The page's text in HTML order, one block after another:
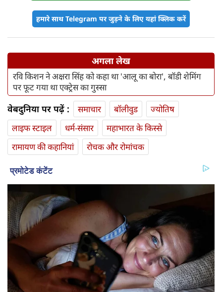
हमारे साथ Telegram पर जुड़ने के लिए यहां क्लिक करें
अगला लेख
रवि किशन ने अक्षरा सिंह को कहा था 'आलू का बोरा', बॉडी शेमिंग
पर फूट गया था एक्ट्रेस का गुस्सा
वेबदुनिया पर पढ़ें : समाचार बॉलीवुड
ज्योतिष
लाइफ स्‍टाइल
धर्म-संसार
महाभारत के किस्से
रामायण की कहानियां
रोचक और रोमांचक